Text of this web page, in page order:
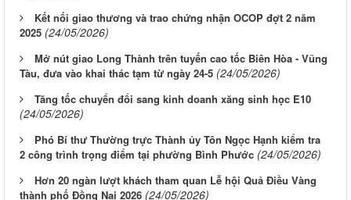
Kết nối giao thương và trao chứng nhận OCOP đợt 2 năm
2025 (24/05/2026)
Mở nút giao Long Thành trên tuyến cao tốc Biên Hòa - Vũng
Tàu, đưa vào khai thác tạm từ ngày 24-5 (24/05/2026)
Tăng tốc chuyển đổi sang kinh doanh xăng sinh học E10
(24/05/2026)
Phó Bí thư Thường trực Thành ủy Tôn Ngọc Hạnh kiểm tra
2 công trình trọng điểm tại phường Bình Phước (24/05/2026)
Hơn 20 ngàn lượt khách tham quan Lễ hội Quả Điều Vàng
thành phố Đồng Nai 2026 (24/05/2026)